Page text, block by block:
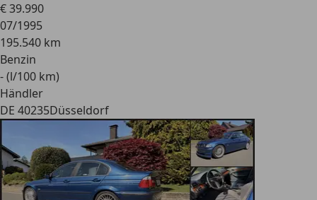
€ 39.990
07/1995
195.540 km
Benzin
- (l/100 km)
Händler
DE 40235Düsseldorf